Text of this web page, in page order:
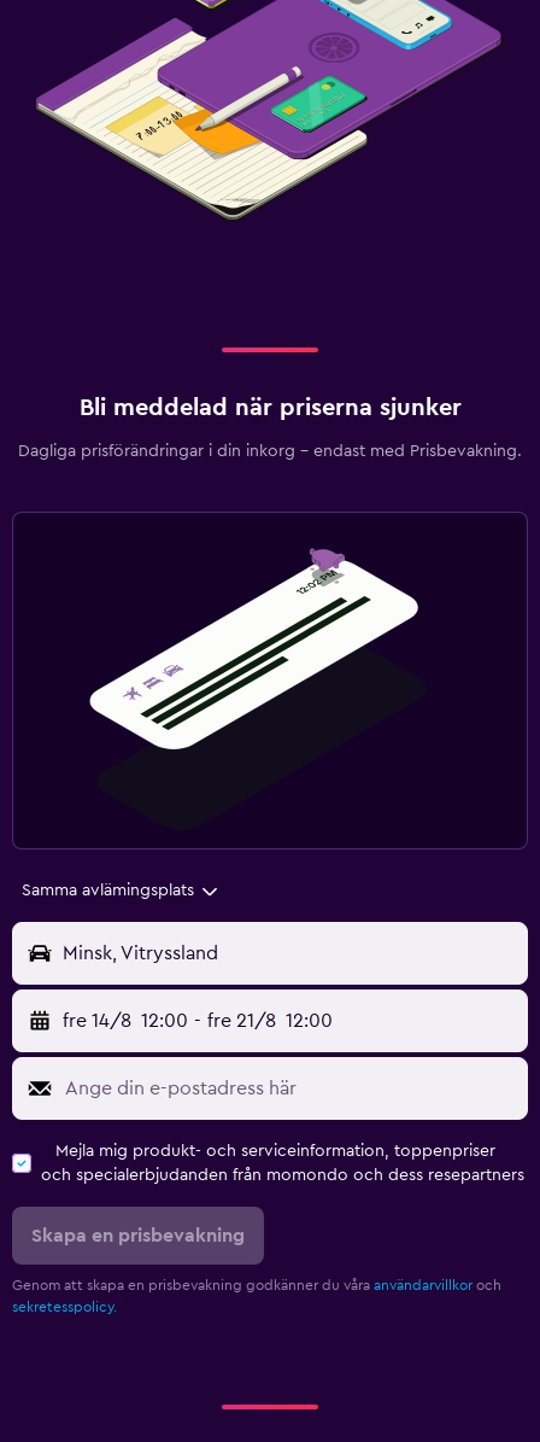
Bli meddelad när priserna sjunker
Dagliga prisförändringar i din inkorg – endast med Prisbevakning.
Samma avlämingsplats
Minsk, Vitryssland
fre 14/8 12:00 - fre 21/8 12:00
Mejla mig produkt- och serviceinformation, toppenpriser
och specialerbjudanden från momondo och dess resepartners
Skapa en prisbevakning
Genom att skapa en prisbevakning godkänner du våra användarvillkor och
sekretesspolicy.